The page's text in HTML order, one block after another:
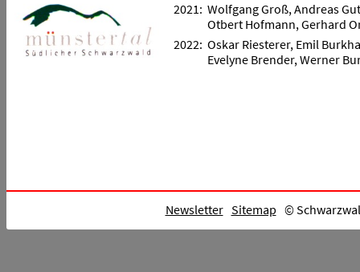
2021: Wolfgang Groß, Andreas
Otbert Hofmann, Gerhard
2022: Oskar Riesterer, Emil
Evelyne Brender, Werner
Newsletter Sitemap ©